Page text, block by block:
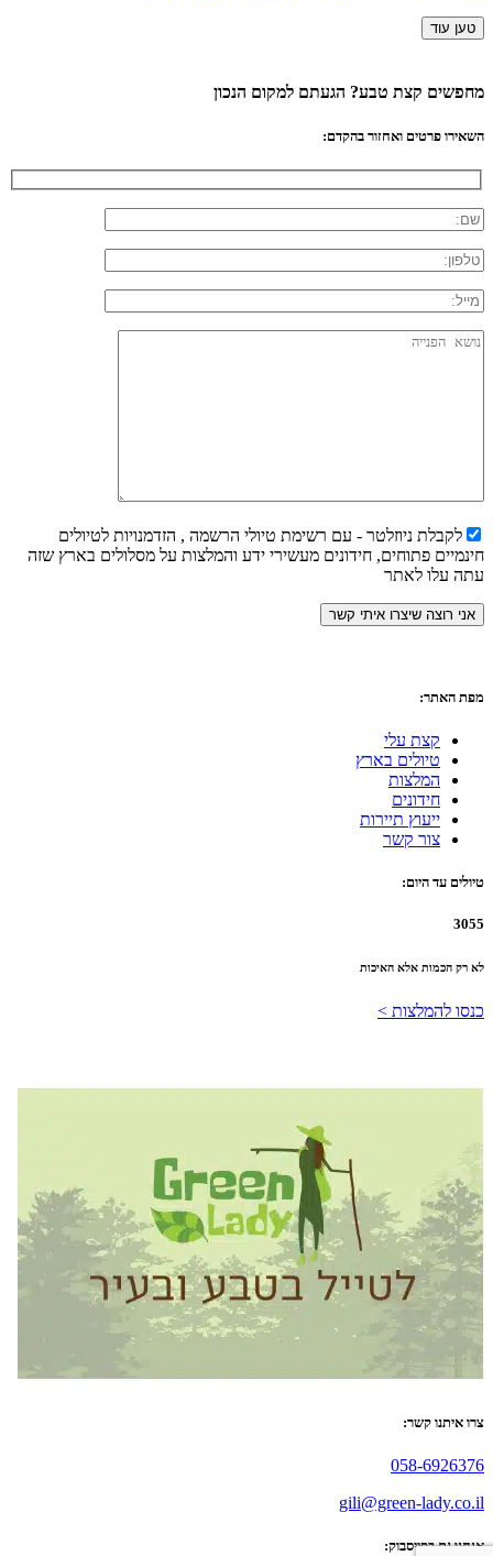
טען עוד
מחפשים קצת טבע? הגעתם למקום הנכון
השאירו פרטים ואחזור בהקדם:
לקבלת ניוזלטר - עם רשימת טיולי הרשמה , הזדמנויות לטיולים
חינמיים פתוחים, חידונים מעשירי ידע והמלצות על מסלולים בארץ שזה
עתה עלו לאתר
מפת האתר:
קצת עלי
טיולים בארץ
המלצות
חידונים
ייעוץ תיירות
צור קשר
טיולים עד היום:
3055
לא רק הכמות אלא האיכות
כנסו להמלצות >
צרו איתנו קשר:
058-6926376
gili@green-lady.co.il
אנחנו גם בפייסבוק: